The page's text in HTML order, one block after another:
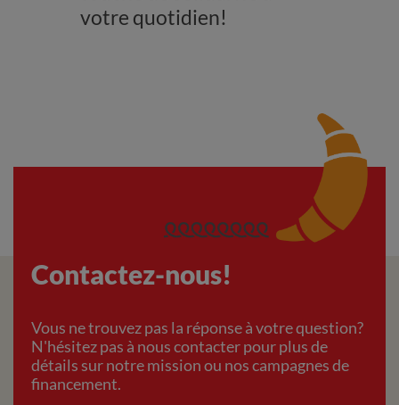
votre quotidien!
Contactez-nous!
Vous ne trouvez pas la réponse à votre question?
N'hésitez pas à nous contacter pour plus de
détails sur notre mission ou nos campagnes de
financement.